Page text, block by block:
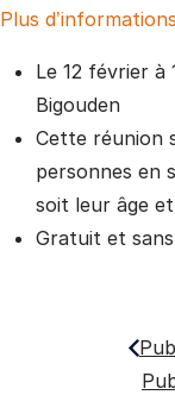
Plus
Le 12 février à
Bigouden
Cette réunion
personnes en
soit leur âge
Gratuit et